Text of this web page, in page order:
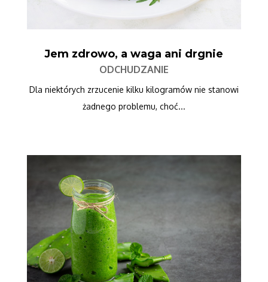
Jem zdrowo, a waga ani drgnie
ODCHUDZANIE
Dla niektórych zrzucenie kilku kilogramów nie stanowi
żadnego problemu, choć...